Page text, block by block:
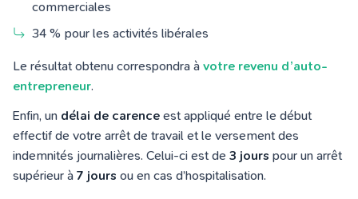
commerciales
34 % pour les activités libérales
Le résultat obtenu correspondra à votre revenu d’auto-
entrepreneur.
Enfin, un délai de carence est appliqué entre le début
effectif de votre arrêt de travail et le versement des
indemnités journalières. Celui-ci est de 3 jours pour un arrêt
supérieur à 7 jours ou en cas d’hospitalisation.